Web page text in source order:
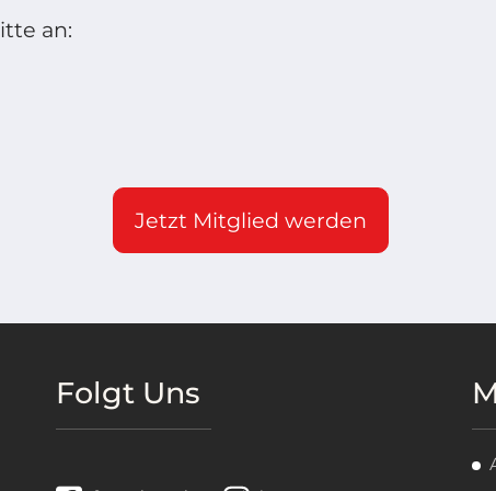
an:
Jetzt Mitglied werden
Folgt Uns